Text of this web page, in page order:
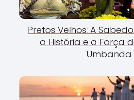
Pretos Velhos: A
a História e a Força
Umbanda